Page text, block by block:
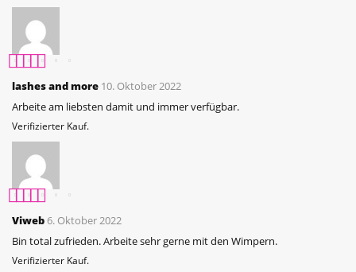
Bewertet mit5
von 5
lashes and more 10. Oktober 2022
Arbeite am liebsten damit und immer verfügbar.
Verifizierter Kauf.
Bewertet mit5
von 5
Viweb6. Oktober 2022
Bin total zufrieden. Arbeite sehr gerne mit den Wimpern.
Verifizierter Kauf.